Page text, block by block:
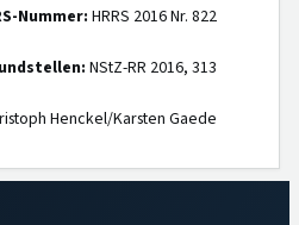
Nummer: HRRS 2016 Nr. 822
NStZ-RR 2016, 313
Henckel/Karsten Gaede